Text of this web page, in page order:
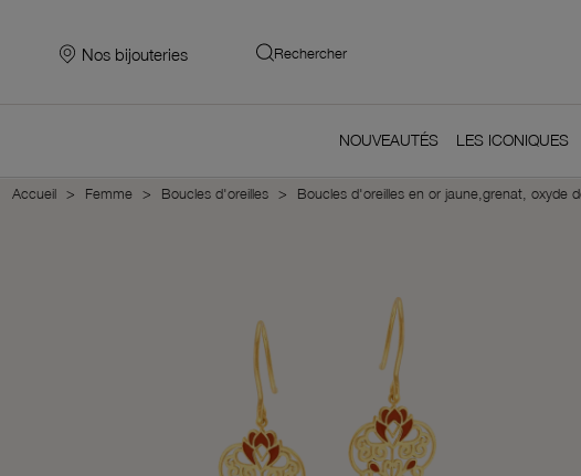
Nos bijouteries Rechercher
NOUVEAUTÉS LES ICONIQUES
Accueil Femme Boucles d'oreilles Boucles d'oreilles en or jaune,grenat, oxyde